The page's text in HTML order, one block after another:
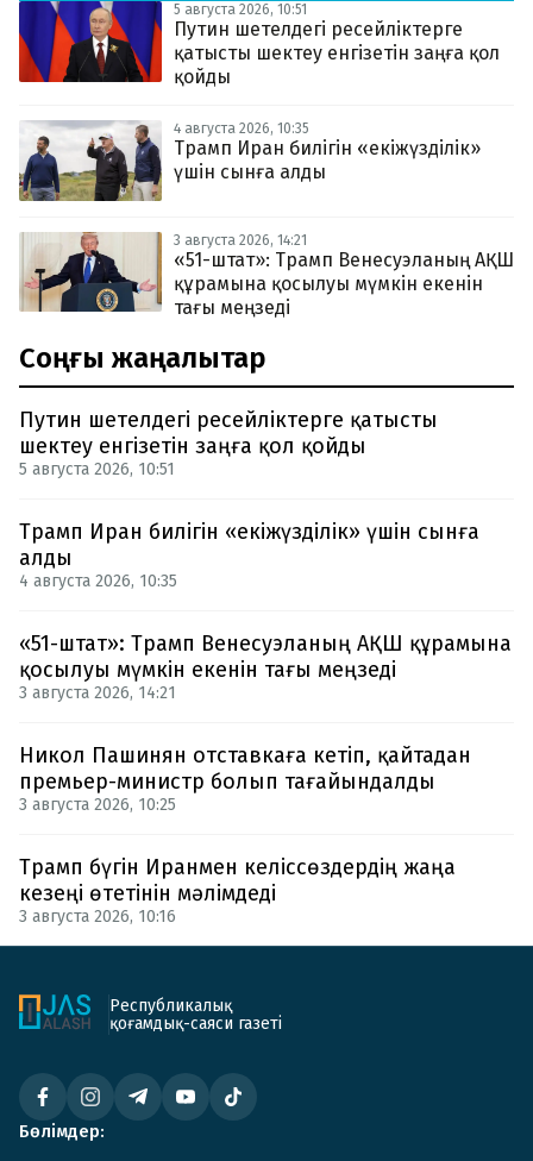
5 августа 2026, 10:51
Путин шетелдегі ресейліктерге
қатысты шектеу енгізетін заңға қол
қойды
4 августа 2026, 10:35
Трамп Иран билігін «екіжүзділік»
үшін сынға алды
3 августа 2026, 14:21
«51-штат»: Трамп Венесуэланың АҚШ
құрамына қосылуы мүмкін екенін
тағы меңзеді
Соңғы жаңалықтар
Путин шетелдегі ресейліктерге қатысты
шектеу енгізетін заңға қол қойды
5 августа 2026, 10:51
Трамп Иран билігін «екіжүзділік» үшін сынға
алды
4 августа 2026, 10:35
«51-штат»: Трамп Венесуэланың АҚШ құрамына
қосылуы мүмкін екенін тағы меңзеді
3 августа 2026, 14:21
Никол Пашинян отставкаға кетіп, қайтадан
премьер-министр болып тағайындалды
3 августа 2026, 10:25
Трамп бүгін Иранмен келіссөздердің жаңа
кезеңі өтетінін мәлімдеді
3 августа 2026, 10:16
Республикалық
қоғамдық-саяси газеті
Бөлімдер: